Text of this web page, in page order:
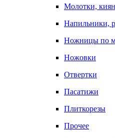
Молотки,
Напильники,
Ножницы по
Ножовки
Отвертки
Пасатижи
Плиткорезы
Прочее